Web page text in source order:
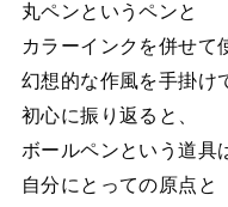
丸ペンというペンと
カラーインクを併せて
幻想的な作風を手掛け
初心に振り返ると、
ボールペンという道具
自分にとっての原点と